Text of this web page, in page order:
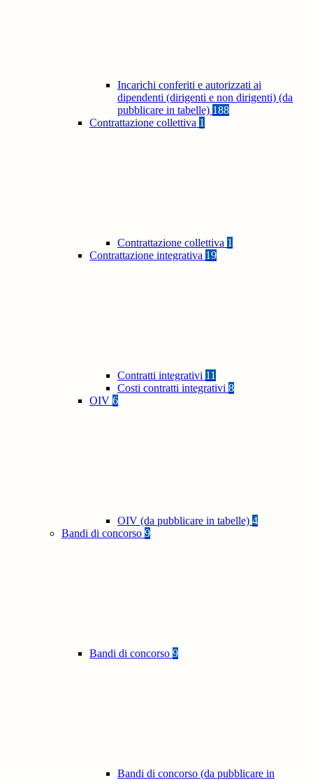
Incarichi conferiti e autorizzati ai
dipendenti (dirigenti e non dirigenti) (da
pubblicare in tabelle) 188
Contrattazione collettiva 1
Contrattazione collettiva 1
Contrattazione integrativa 19
Contratti integrativi 11
Costi contratti integrativi 8
OIV 6
OIV (da pubblicare in tabelle) 4
Bandi di concorso 9
Bandi di concorso 9
Bandi di concorso (da pubblicare in